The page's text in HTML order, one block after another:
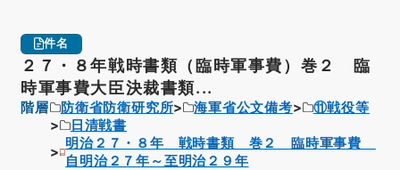
件名
２７・８年戦時書類（臨時軍事費）巻２ 臨
時軍事費大臣決裁書類...
階層 防衛省防衛研究所 海軍省公文備考
⑪戦役等
日清戦書
明治２７・８年 戦時書類 巻２ 臨時軍事費
自明治２７年～至明治２９年